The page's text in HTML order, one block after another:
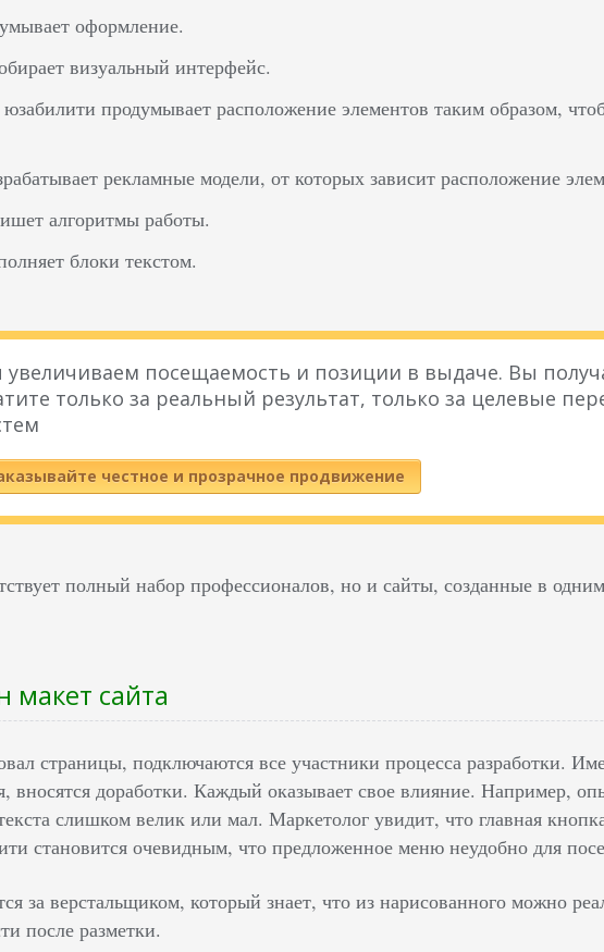
оформление.
визуальный интерфейс.
продумывает расположение элементов таким образом,
рекламные модели, от которых зависит расположение
алгоритмы работы.
блоки текстом.
посещаемость и позиции в выдаче. Вы
только за реальный результат, только за целевые
честное и прозрачное продвижение
полный набор профессионалов, но и сайты, созданные в
макет сайта
страницы, подключаются все участники процесса разработки.
вносятся доработки. Каждый оказывает свое влияние. Например,
слишком велик или мал. Маркетолог увидит, что главная
становится очевидным, что предложенное меню неудобно для
за верстальщиком, который знает, что из нарисованного можно
после разметки.